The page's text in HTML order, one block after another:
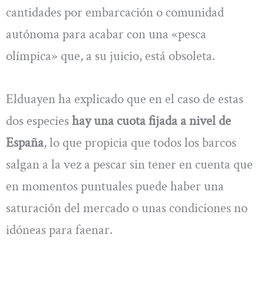
cantidades por embarcación o comunidad
autónoma para acabar con una «pesca
olímpica» que, a su juicio, está obsoleta.
Elduayen ha explicado que en el caso de estas
dos especieshay una cuota fijada a nivel de
España, lo que propicia que todos los barcos
salgan a la vez a pescar sin tener en cuenta que
en momentos puntuales puede haber una
saturación del mercado o unas condiciones no
idóneas para faenar.